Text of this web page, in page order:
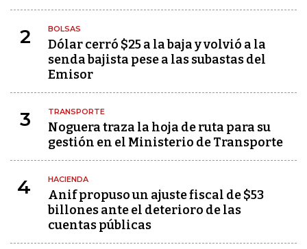
2 BOLSAS
Dólar cerró $25 a la baja y volvió a la
senda bajista pese a las subastas del
Emisor
3 TRANSPORTE
Noguera traza la hoja de ruta para su
gestión en el Ministerio de Transporte
4 HACIENDA
Anif propuso un ajuste fiscal de $53
billones ante el deterioro de las
cuentas públicas